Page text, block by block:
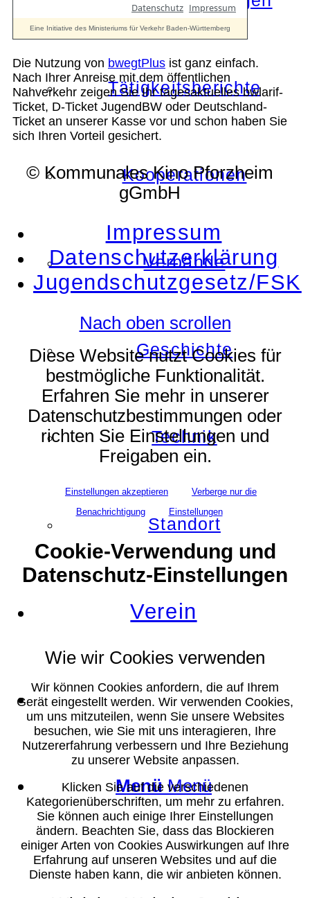
Tätigkeitsberichte
Kooperationen
Verbände
Geschichte
Technik
Standort
Verein
Suche
Menü Menü
Die Nutzung von bwegtPlus ist ganz einfach.
Nach Ihrer Anreise mit dem öffentlichen
Nahverkehr zeigen Sie Ihr tagesaktuelles bwlarif-
Ticket, D-Ticket JugendBW oder Deutschland-
Ticket an unserer Kasse vor und schon haben Sie
sich Ihren Vorteil gesichert.
© Kommunales Kino Pforzheim
gGmbH
Impressum
Datenschutzerklärung
Jugendschutzgesetz/FSK
Nach oben scrollen
Diese Website nutzt Cookies für
bestmögliche Funktionalität.
Erfahren Sie mehr in unserer
Datenschutzbestimmungen oder
richten Sie Einstellungen und
Freigaben ein.
Einstellungen akzeptieren
Verberge nur die
Benachrichtigung
Einstellungen
Cookie-Verwendung und
Datenschutz-Einstellungen
Wie wir Cookies verwenden
Wir können Cookies anfordern, die auf Ihrem
Gerät eingestellt werden. Wir verwenden Cookies,
um uns mitzuteilen, wenn Sie unsere Websites
besuchen, wie Sie mit uns interagieren, Ihre
Nutzererfahrung verbessern und Ihre Beziehung
zu unserer Website anpassen.
Klicken Sie auf die verschiedenen
Kategorienüberschriften, um mehr zu erfahren.
Sie können auch einige Ihrer Einstellungen
ändern. Beachten Sie, dass das Blockieren
einiger Arten von Cookies Auswirkungen auf Ihre
Erfahrung auf unseren Websites und auf die
Dienste haben kann, die wir anbieten können.